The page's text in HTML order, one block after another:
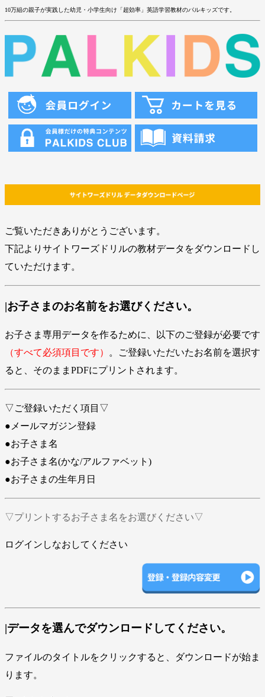
10万組の親子が実践した幼児・小学生向け「超効率」英語学習教材のパルキッズです。
ご覧いただきありがとうございます。
下記よりサイトワーズドリルの教材データをダウンロードし
ていただけます。
|お子さまのお名前をお選びください。
お子さま専用データを作るために、以下のご登録が必要です
（すべて必須項目です）
。ご登録いただいたお名前を選択す
ると、そのままPDFにプリントされます。
▽ご登録いただく項目▽
●メールマガジン登録
●お子さま名
●お子さま名(かな/アルファベット)
●お子さまの生年月日
▽プリントするお子さま名をお選びください▽
ログインしなおしてください
|データを選んでダウンロードしてください。
ファイルのタイトルをクリックすると、ダウンロードが始ま
ります。